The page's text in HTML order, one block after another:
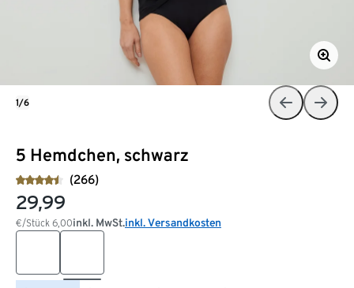
5 Hemdchen, schwarz
(266)
29,99
€/Stück 6,00inkl. MwSt.inkl. Versandkosten
1/6